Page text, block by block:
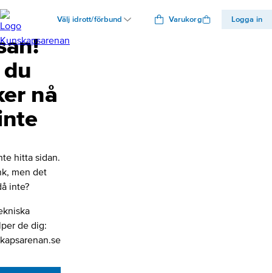
Välj idrott/förbund Varukorg Logga in
nå
hitta sidan.
men det
inte?
de dig: